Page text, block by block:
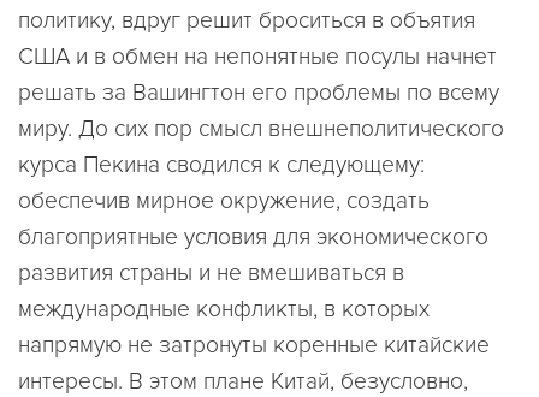
политику, вдруг решит броситься в объятия
США и в обмен на непонятные посулы начнет
решать за Вашингтон его проблемы по всему
миру. До сих пор смысл внешнеполитического
курса Пекина сводился к следующему:
обеспечив мирное окружение, создать
благоприятные условия для экономического
развития страны и не вмешиваться в
международные конфликты, в которых
напрямую не затронуты коренные китайские
интересы. В этом плане Китай, безусловно,